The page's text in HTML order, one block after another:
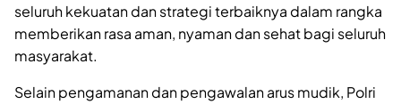
seluruh kekuatan dan strategi terbaiknya dalam rangka
memberikan rasa aman, nyaman dan sehat bagi seluruh
masyarakat.
Selain pengamanan dan pengawalan arus mudik, Polri